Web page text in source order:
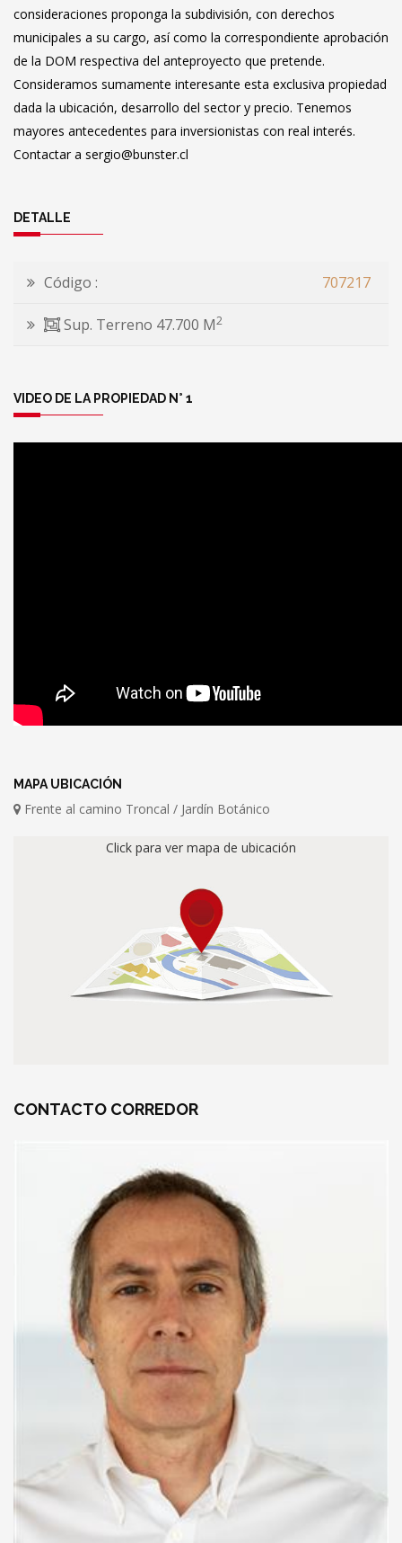
consideraciones proponga la subdivisión, con derechos
municipales a su cargo, así como la correspondiente aprobación
de la DOM respectiva del anteproyecto que pretende.
Consideramos sumamente interesante esta exclusiva propiedad
dada la ubicación, desarrollo del sector y precio. Tenemos
mayores antecedentes para inversionistas con real interés.
Contactar a sergio@bunster.cl
DETALLE
Código : 707217
Sup. Terreno 47.700 M2
VIDEO DE LA PROPIEDAD N° 1
MAPA UBICACIÓN
Frente al camino Troncal / Jardín Botánico
Click para ver mapa de ubicación
CONTACTO CORREDOR